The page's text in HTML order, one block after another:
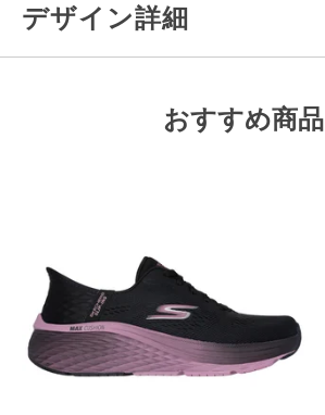
デザイン詳細
おすすめ商品